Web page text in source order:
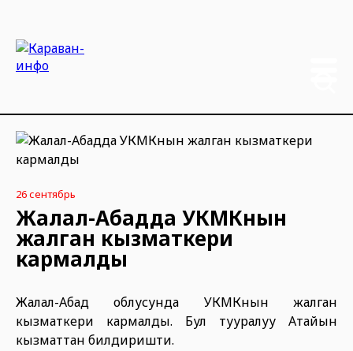
26 сентябрь
Жалал-Абадда УКМКнын
жалган кызматкери
кармалды
Жалал-Абад облусунда УКМКнын жалган
кызматкери кармалды. Бул тууралуу Атайын
кызматтан билдиришти.